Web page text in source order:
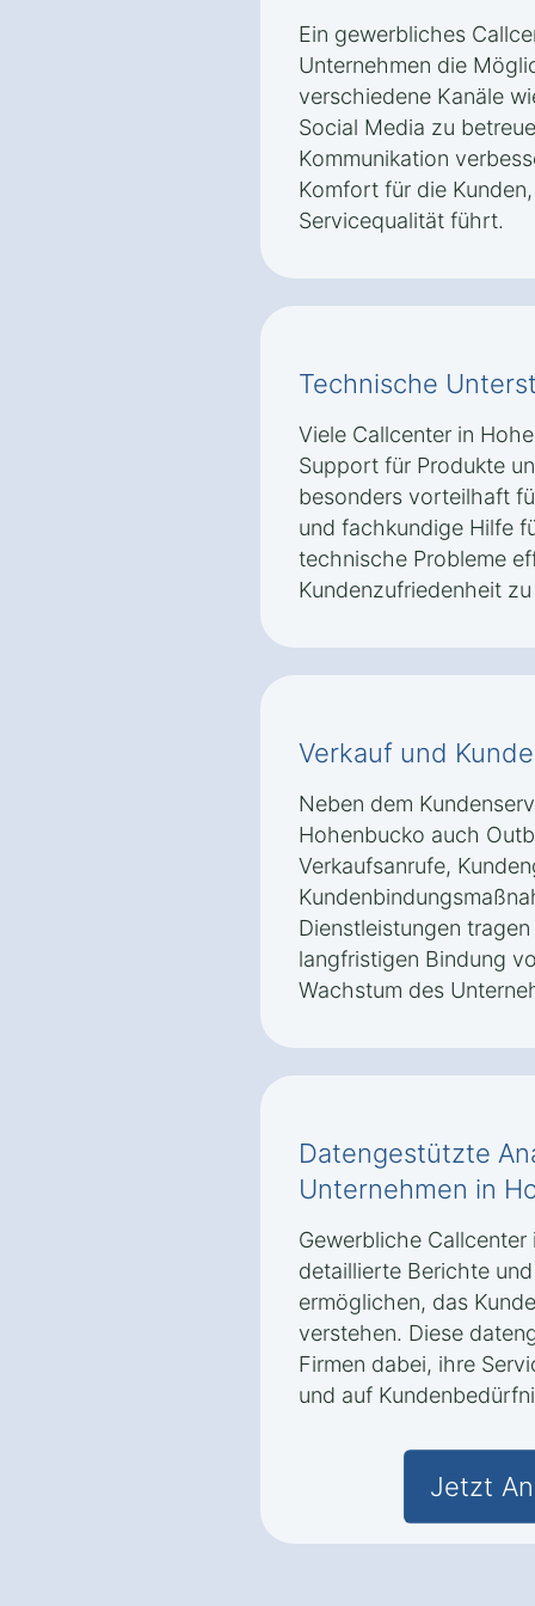
Ein gewerbliches
Unternehmen die
verschiedene Kanäle
Social Media zu
Kommunikation
Komfort für die
Servicequalität führt.
Technische
Viele Callcenter in
Support für Produkte
besonders vorteilhaft
und fachkundige Hilfe
technische Probleme
Kundenzufriedenheit
Verkauf und
Neben dem
Hohenbucko auch
Verkaufsanrufe,
Dienstleistungen
langfristigen Bindung
Wachstum des
Datengestützte
Unternehmen in
Gewerbliche
detaillierte Berichte
ermöglichen, das
verstehen. Diese
Firmen dabei, ihre
und auf
Jetzt